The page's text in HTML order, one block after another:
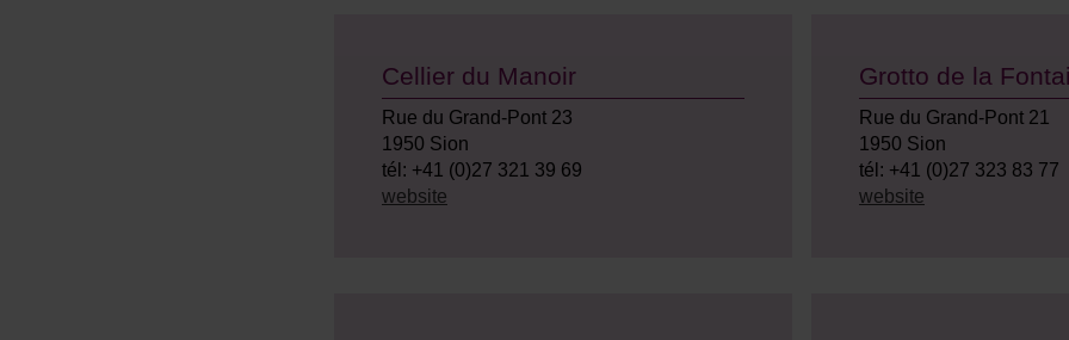
Cellier du Manoir
Rue du Grand-Pont 23
1950 Sion
tél: +41 (0)27 321 39 69
website
Grotto de la
Rue du Grand-Pont 21
1950 Sion
tél: +41 (0)27 323 83 77
website